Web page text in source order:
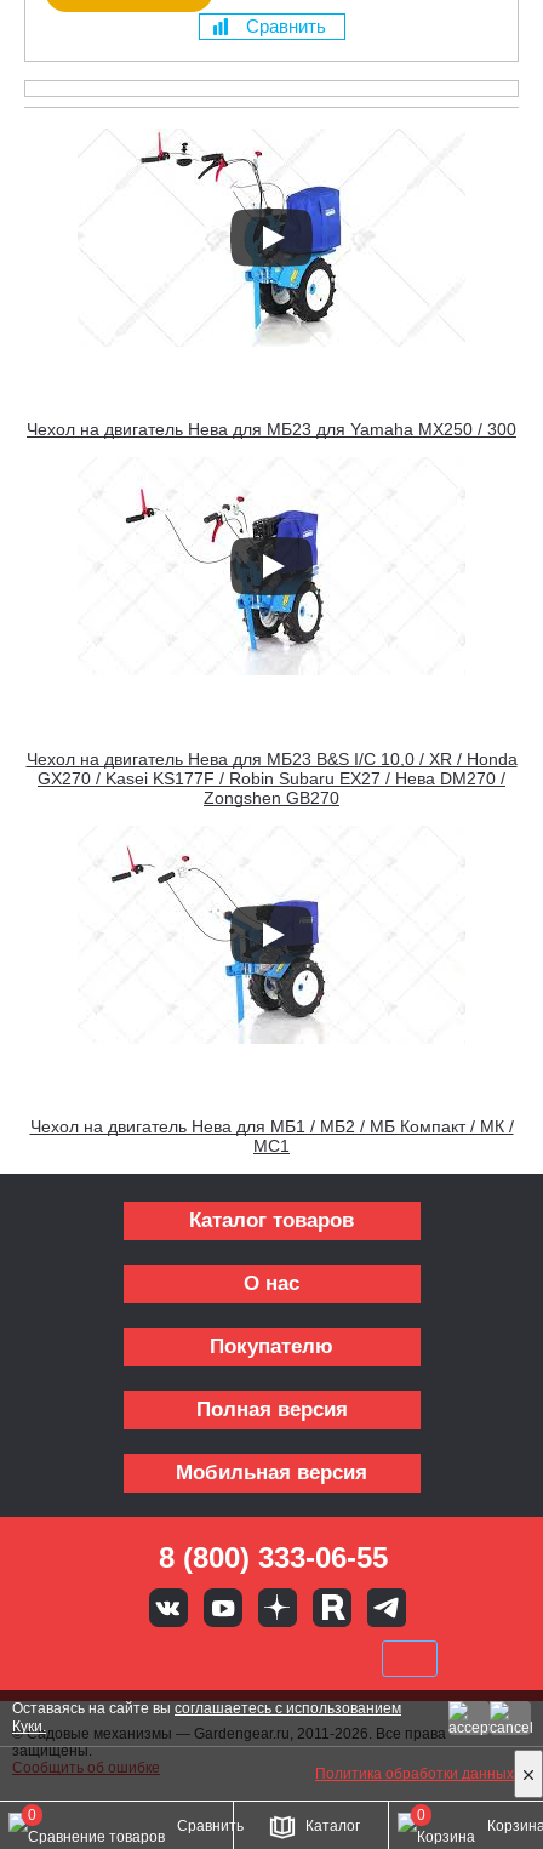
Сравнить
Чехол на двигатель Нева для МБ23 для Yamaha MX250 / 300
Чехол на двигатель Нева для МБ23 B&S I/C 10,0 / XR / Honda
GX270 / Kasei KS177F / Robin Subaru EX27 / Нева DM270 /
Zongshen GB270
Чехол на двигатель Нева для МБ1 / МБ2 / МБ Компакт / МК /
МС1
Каталог товаров
О нас
Покупателю
Полная версия
Мобильная версия
8 (800) 333-06-55
© Садовые механизмы — Gardengear.ru, 2011-2026. Все права
защищены.
Сообщить об ошибке
0
Каталог
Сравнить
0
Политика обработки данных
Оставаясь на сайте вы соглашаетесь с использованием
Куки.